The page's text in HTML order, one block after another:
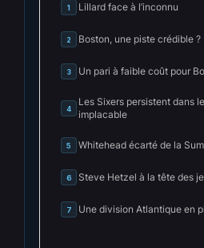
1 Lillard face à l’inconnu
2 Boston, une piste crédible ?
3 Un pari à faible coût pour
4
Les Sixers persistent dans
implacable
5 Whitehead écarté de la
6 Steve Hetzel à la tête des
7 Une division Atlantique en